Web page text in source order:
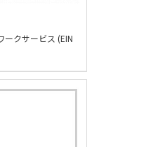
ークサービス (EIN